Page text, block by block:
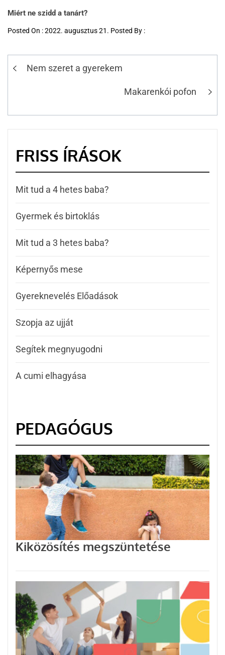
Miért ne szidd a tanárt?
Posted On : 2022. augusztus 21. Posted By :
Nem szeret a gyerekem
Makarenkói pofon
FRISS ÍRÁSOK
Mit tud a 4 hetes baba?
Gyermek és birtoklás
Mit tud a 3 hetes baba?
Képernyős mese
Gyereknevelés Előadások
Szopja az ujját
Segítek megnyugodni
A cumi elhagyása
PEDAGÓGUS
Kiközösítés megszüntetése